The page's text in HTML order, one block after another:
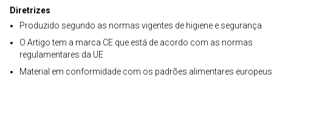
Diretrizes
Produzido segundo as normas vigentes de higiene e segurança
O Artigo tem a marca CE que está de acordo com as normas
regulamentares da UE
Material em conformidade com os padrões alimentares europeus